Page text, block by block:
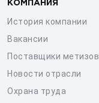
КОМПАНИЯ
История компании
Вакансии
Поставщики метизов
Новости отрасли
Охрана труда